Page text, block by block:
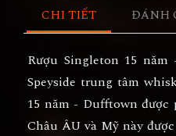
CHI TIẾT ĐÁNH
Rượu Singleton 15 năm
Speyside trung tâm
15 năm - Dufftown
Châu ÂU và Mỹ này